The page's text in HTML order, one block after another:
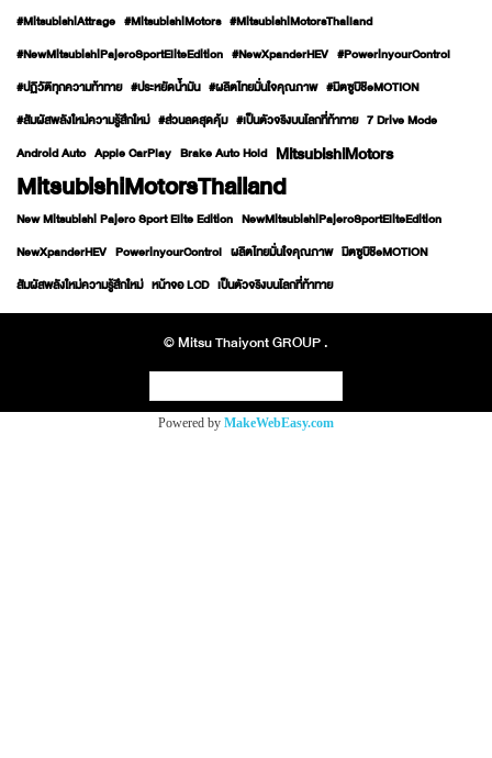
#MitsubishiAttrage #MitsubishiMotors #MitsubishiMotorsThailand
#NewMitsubishiPajeroSportEliteEdition #NewXpanderHEV #PowerinyourControl
#ปฏิวัติทุกความท้าทาย #ประหยัดน้ำมัน #ผลิตไทยมั่นใจคุณภาพ #มิตซูบิชิeMOTION
#สัมผัสพลังใหม่ความรู้สึกใหม่ #ส่วนลดสุดคุ้ม #เป็นตัวจริงบนโลกที่ท้าทาย 7 Drive Mode
Android Auto Apple CarPlay Brake Auto Hold MitsubishiMotors
MitsubishiMotorsThailand
New Mitsubishi Pajero Sport Elite Edition NewMitsubishiPajeroSportEliteEdition
NewXpanderHEV PowerinyourControl ผลิตไทยมั่นใจคุณภาพ มิตซูบิชิeMOTION
สัมผัสพลังใหม่ความรู้สึกใหม่ หน้าจอ LCD เป็นตัวจริงบนโลกที่ท้าทาย
© Mitsu Thaiyont GROUP .
Powered by MakeWebEasy.com